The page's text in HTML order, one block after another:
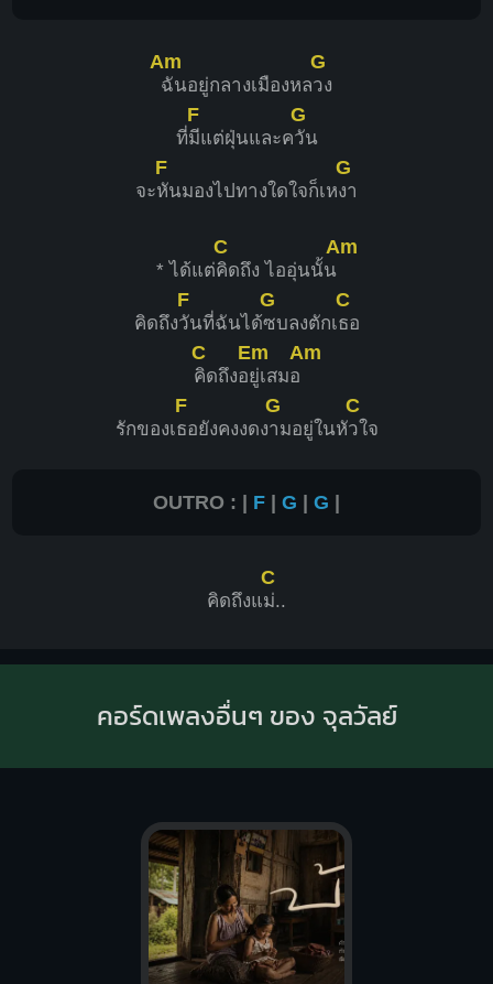
Am
ฉันอยู่กลางเมืองหล
G
วง
ที่
F
มีแต่ฝุ่นและค
G
วัน
จะ
F
หันมองไปทางใดใจก็เห
G
งา
* ได้แต่
C
คิดถึง ไออุ่นนั้น
Am
คิดถึง
F
วันที่ฉันได้
G
ซบลงตักเ
C
ธอ
C
คิดถึงอ
Em
ยู่เสมอ
Am
รักของเ
F
ธอยังคงงดง
G
ามอยู่ในหั
C
วใจ
OUTRO : | F | G | G |
คิดถึงแ
C
ม่..
คอร์ดเพลงอื่นๆ ของ จุลวัลย์